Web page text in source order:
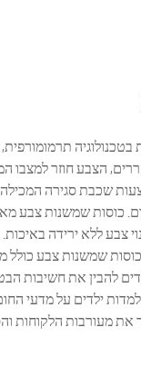
תרמומורפית,
הצבע חוזר למצבו
שכבת סגירה המכילה
שמשנות צבע
צבע ללא ירידה
שמשנות צבע כולל
להבין את חשיבות
ילדים על מדעי
מעורבות הלקוחות